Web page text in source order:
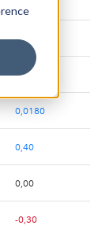
0,00
-0,30
0,0180
0,40
0,00
-0,30